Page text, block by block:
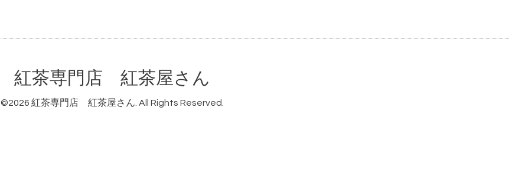
紅茶専門店 紅茶屋さん
©2026 紅茶専門店 紅茶屋さん. All Rights Reserved.